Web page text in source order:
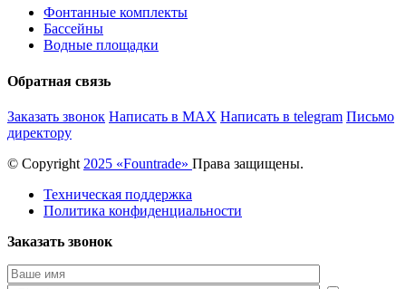
Фонтанные комплекты
Бассейны
Водные площадки
Обратная связь
Заказать звонок Написать в MAX Написать в telegram Письмо
директору
© Copyright 2025 «Fоuntrade» Права защищены.
Техническая поддержка
Политика конфиденциальности
Заказать звонок